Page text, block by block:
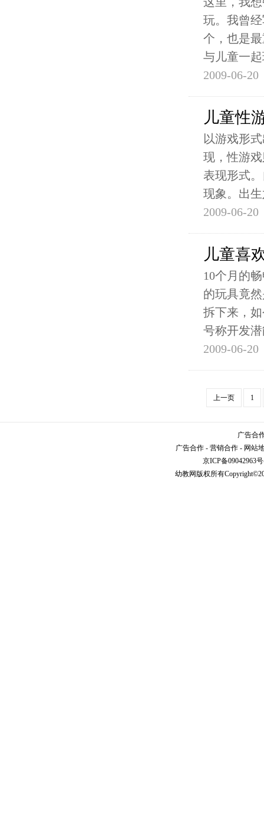
玩。我曾
个，也是
与儿童一
2009-06-20
儿童性
以游戏形
现，性游
表现形式
现象。出
2009-06-20
儿童喜
10个月的
的玩具竟
拆下来，
号称开发
2009-06-20
上一页 1
广告合
广告合作 - 营销合作 - 网站
京ICP备09042963
幼教网版权所有